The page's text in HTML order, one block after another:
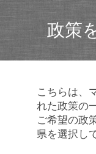
政策
こちらは、
れた政策の
ご希望の政
県を選択し